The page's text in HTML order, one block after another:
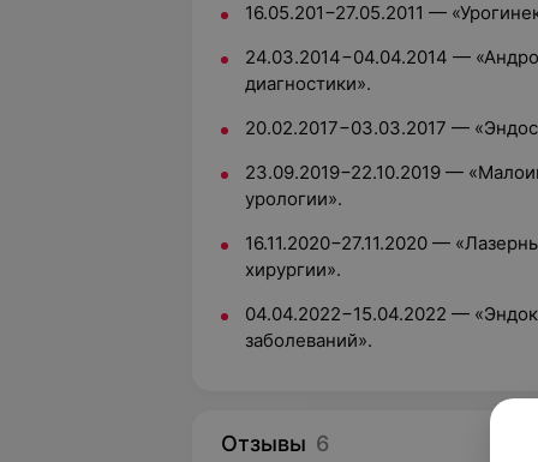
16.05.201−27.05.2011 —
24.03.2014−04.04.2014 —
диагностики».
20.02.2017−03.03.2017 —
23.09.2019−22.10.2019 —
урологии».
16.11.2020−27.11.2020 —
хирургии».
04.04.2022−15.04.2022 —
заболеваний».
Отзывы 6